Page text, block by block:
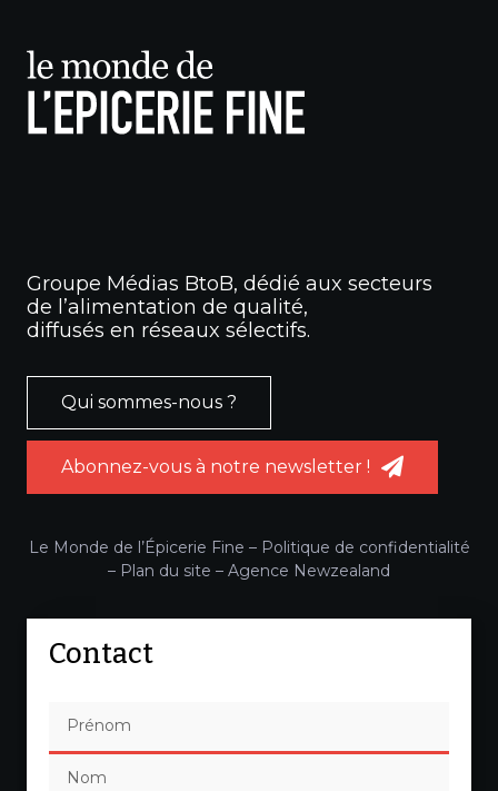
Groupe Médias BtoB, dédié aux secteurs
de l’alimentation de qualité,
diffusés en réseaux sélectifs.
Qui sommes-nous ?
Abonnez-vous à notre newsletter !
Le Monde de l’Épicerie Fine – Politique de confidentialité
– Plan du site – Agence Newzealand
Contact